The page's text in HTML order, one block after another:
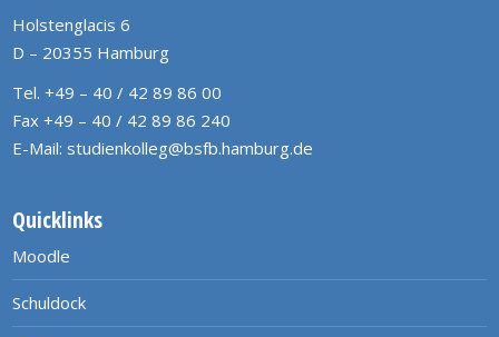
Holstenglacis 6
D – 20355 Hamburg
Tel. +49 – 40 / 42 89 86 00
Fax +49 – 40 / 42 89 86 240
E-Mail: studienkolleg@bsfb.hamburg.de
Quicklinks
Moodle
Schuldock